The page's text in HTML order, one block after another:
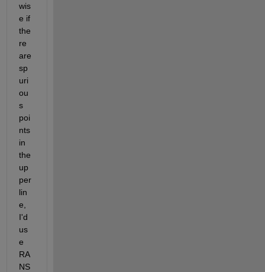
wis
e if
the
re
are
sp
uri
ou
s
poi
nts
in
the
up
per
lin
e,
I'd
us
e
RA
NS